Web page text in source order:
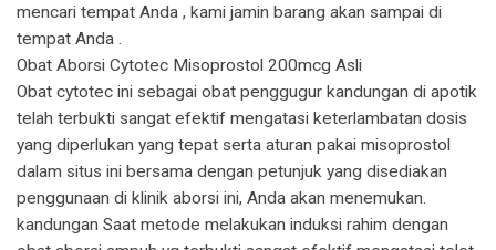
mencari tempat Anda , kami jamin barang akan sampai di
tempat Anda .
Obat Aborsi Cytotec Misoprostol 200mcg Asli
Obat cytotec ini sebagai obat penggugur kandungan di apotik
telah terbukti sangat efektif mengatasi keterlambatan dosis
yang diperlukan yang tepat serta aturan pakai misoprostol
dalam situs ini bersama dengan petunjuk yang disediakan
penggunaan di klinik aborsi ini, Anda akan menemukan.
kandungan Saat metode melakukan induksi rahim dengan